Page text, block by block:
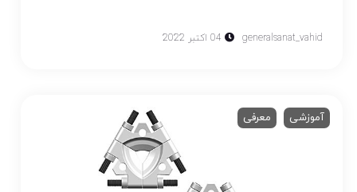
generalsanat_vahid 04 اکتبر 2022
آموزشی معرفی